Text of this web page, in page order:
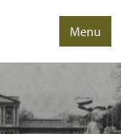
Menu